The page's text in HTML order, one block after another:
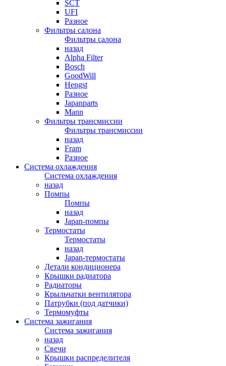
SCT
UFI
Разное
Фильтры салона
Фильтры салона
назад
Alpha Filter
Bosch
GoodWill
Hengst
Разное
Japanparts
Mann
Фильтры трансмиссии
Фильтры трансмиссии
назад
Fram
Разное
Система охлаждения
Система охлаждения
назад
Помпы
Помпы
назад
Japan-помпы
Термостаты
Термостаты
назад
Japan-термостаты
Детали кондиционера
Крышки радиатора
Радиаторы
Крыльчатки вентилятора
Патрубки (под датчики)
Термомуфты
Система зажигания
Система зажигания
назад
Свечи
Крышки распределителя